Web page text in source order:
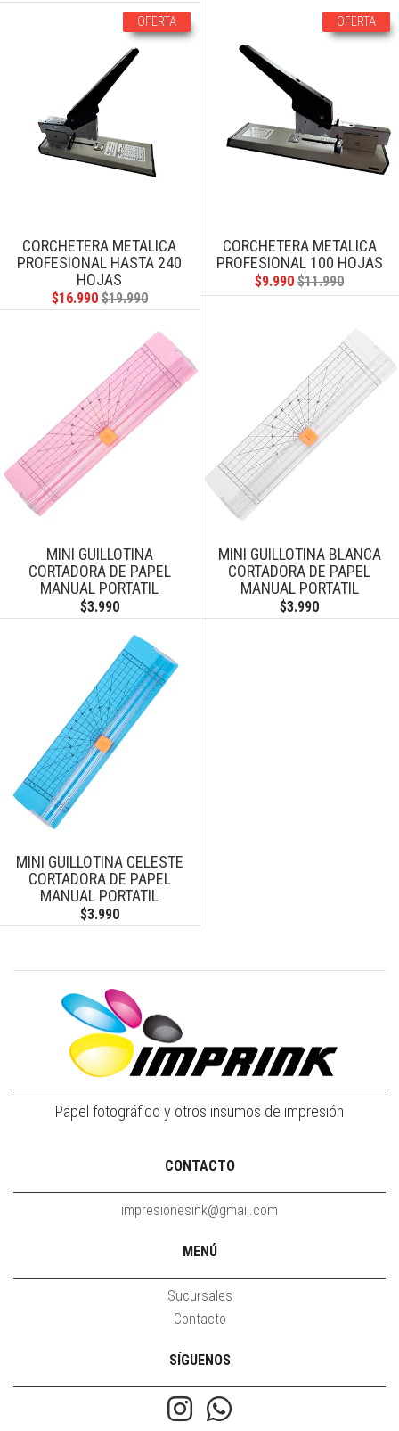
OFERTA
CORCHETERA METALICA
PROFESIONAL HASTA 240
HOJAS
$16.990 $19.990
OFERTA
CORCHETERA METALICA
PROFESIONAL 100 HOJAS
$9.990 $11.990
MINI GUILLOTINA
CORTADORA DE PAPEL
MANUAL PORTATIL
$3.990
MINI GUILLOTINA BLANCA
CORTADORA DE PAPEL
MANUAL PORTATIL
$3.990
MINI GUILLOTINA CELESTE
CORTADORA DE PAPEL
MANUAL PORTATIL
$3.990
Papel fotográfico y otros insumos de impresión
CONTACTO
impresionesink@gmail.com
MENÚ
Sucursales
Contacto
SÍGUENOS